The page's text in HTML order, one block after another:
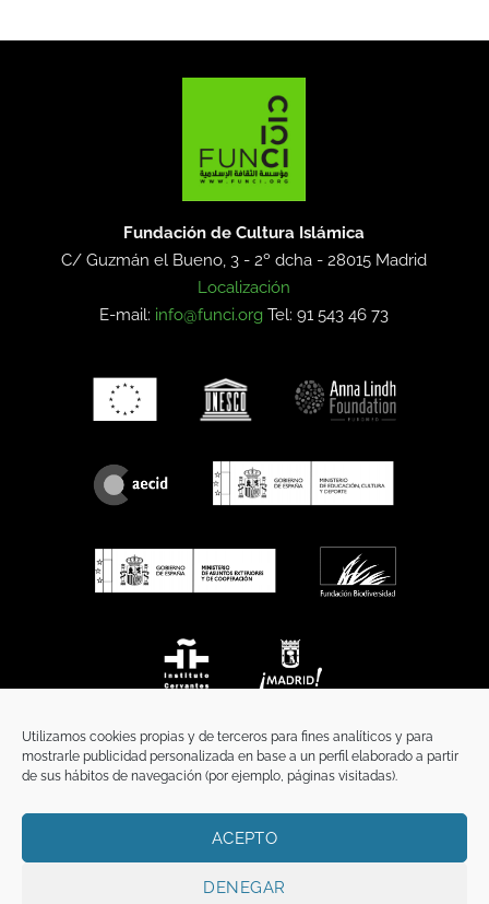
Utilizamos cookies propias y de terceros para fines analíticos y para
mostrarle publicidad personalizada en base a un perfil elaborado a partir
de sus hábitos de navegación (por ejemplo, páginas visitadas).
ACEPTO
DENEGAR
Fundación de Cultura Islámica
C/ Guzmán el Bueno, 3 - 2º dcha -28015 Madrid
Localización
E-mail: info@funci.org Tel: 91 543 46 73
TÉRMINOS Y CONDICIONES